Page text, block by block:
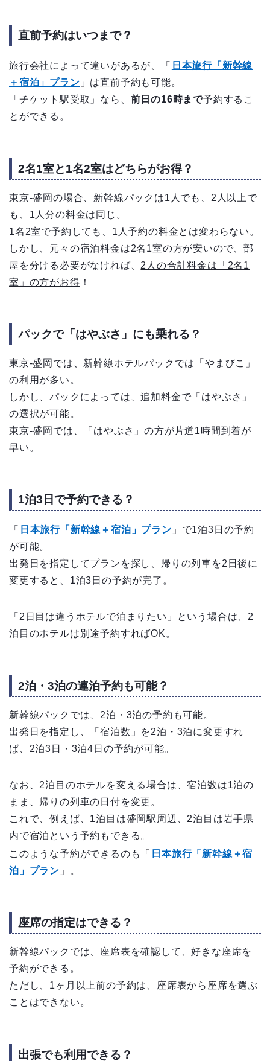
直前予約はいつまで？
旅行会社によって違いがあるが、「
日本旅行「新幹線
＋宿泊」プラン 」は直前予約も可能。
「チケット駅受取」なら、 前日の16時まで予約するこ
とができる。
2名1室と1名2室はどちらがお得？
東京-盛岡の場合、新幹線パックは1人でも、2人以上で
も、1人分の料金は同じ。
1名2室で予約しても、1人予約の料金とは変わらない。
しかし、元々の宿泊料金は2名1室の方が安いので、部
屋を分ける必要がなければ、 2人の合計料金は「2名1
室」の方がお得 ！
パックで「はやぶさ」にも乗れる？
東京-盛岡では、新幹線ホテルパックでは「やまびこ」
の利用が多い。
しかし、パックによっては、追加料金で「はやぶさ」
の選択が可能。
東京-盛岡では、「はやぶさ」の方が片道1時間到着が
早い。
1泊3日で予約できる？
「 日本旅行「新幹線＋宿泊」プラン 」で1泊3日の予約
が可能。
出発日を指定してプランを探し、帰りの列車を2日後に
変更すると、1泊3日の予約が完了。
「2日目は違うホテルで泊まりたい」という場合は、2
泊目のホテルは別途予約すればOK。
2泊・3泊の連泊予約も可能？
新幹線パックでは、2泊・3泊の予約も可能。
出発日を指定し、「宿泊数」を2泊・3泊に変更すれ
ば、2泊3日・3泊4日の予約が可能。
なお、2泊目のホテルを変える場合は、宿泊数は1泊の
まま、帰りの列車の日付を変更。
これで、例えば、1泊目は盛岡駅周辺、2泊目は岩手県
内で宿泊という予約もできる。
このような予約ができるのも「
日本旅行「新幹線＋宿
泊」プラン 」。
座席の指定はできる？
新幹線パックでは、座席表を確認して、好きな座席を
予約ができる。
ただし、1ヶ月以上前の予約は、座席表から座席を選ぶ
ことはできない。
出張でも利用できる？